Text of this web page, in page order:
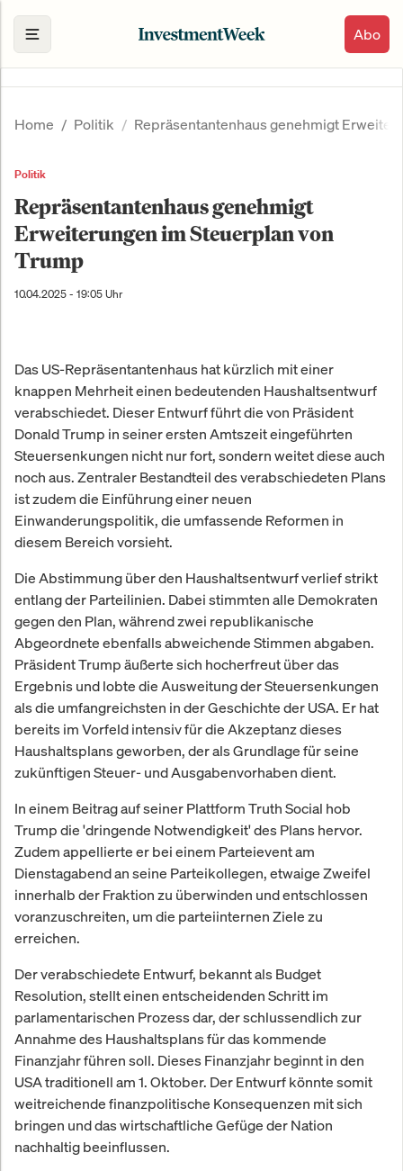
Abo
Home Politik Repräsentantenhaus genehmigt
Politik
Repräsentantenhaus genehmigt
Erweiterungen im Steuerplan von
Trump
10.04.2025 - 19:05 Uhr
Das US-Repräsentantenhaus hat kürzlich mit einer
knappen Mehrheit einen bedeutenden Haushaltsentwurf
verabschiedet. Dieser Entwurf führt die von Präsident
Donald Trump in seiner ersten Amtszeit eingeführten
Steuersenkungen nicht nur fort, sondern weitet diese auch
noch aus. Zentraler Bestandteil des verabschiedeten Plans
ist zudem die Einführung einer neuen
Einwanderungspolitik, die umfassende Reformen in
diesem Bereich vorsieht.
Die Abstimmung über den Haushaltsentwurf verlief strikt
entlang der Parteilinien. Dabei stimmten alle Demokraten
gegen den Plan, während zwei republikanische
Abgeordnete ebenfalls abweichende Stimmen abgaben.
Präsident Trump äußerte sich hocherfreut über das
Ergebnis und lobte die Ausweitung der Steuersenkungen
als die umfangreichsten in der Geschichte der USA. Er hat
bereits im Vorfeld intensiv für die Akzeptanz dieses
Haushaltsplans geworben, der als Grundlage für seine
zukünftigen Steuer- und Ausgabenvorhaben dient.
In einem Beitrag auf seiner Plattform Truth Social hob
Trump die 'dringende Notwendigkeit' des Plans hervor.
Zudem appellierte er bei einem Parteievent am
Dienstagabend an seine Parteikollegen, etwaige Zweifel
innerhalb der Fraktion zu überwinden und entschlossen
voranzuschreiten, um die parteiinternen Ziele zu
erreichen.
Der verabschiedete Entwurf, bekannt als Budget
Resolution, stellt einen entscheidenden Schritt im
parlamentarischen Prozess dar, der schlussendlich zur
Annahme des Haushaltsplans für das kommende
Finanzjahr führen soll. Dieses Finanzjahr beginnt in den
USA traditionell am 1. Oktober. Der Entwurf könnte somit
weitreichende finanzpolitische Konsequenzen mit sich
bringen und das wirtschaftliche Gefüge der Nation
nachhaltig beeinflussen.